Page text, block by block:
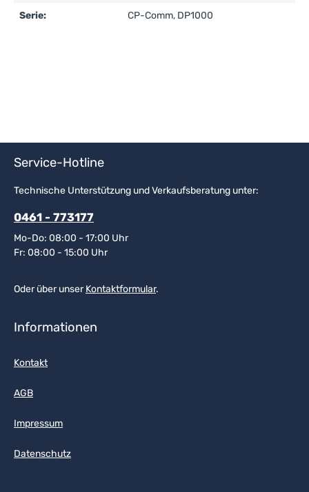
Serie: CP-Comm, DP1000
Service-Hotline
Technische Unterstützung und Verkaufsberatung unter:
0461 - 773177
Mo-Do: 08:00 - 17:00 Uhr
Fr: 08:00 - 15:00 Uhr
Oder über unserKontaktformular.
Informationen
Kontakt
AGB
Impressum
Datenschutz